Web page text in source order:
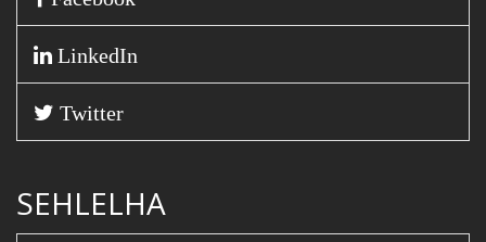
LinkedIn
Twitter
SEHLELHA